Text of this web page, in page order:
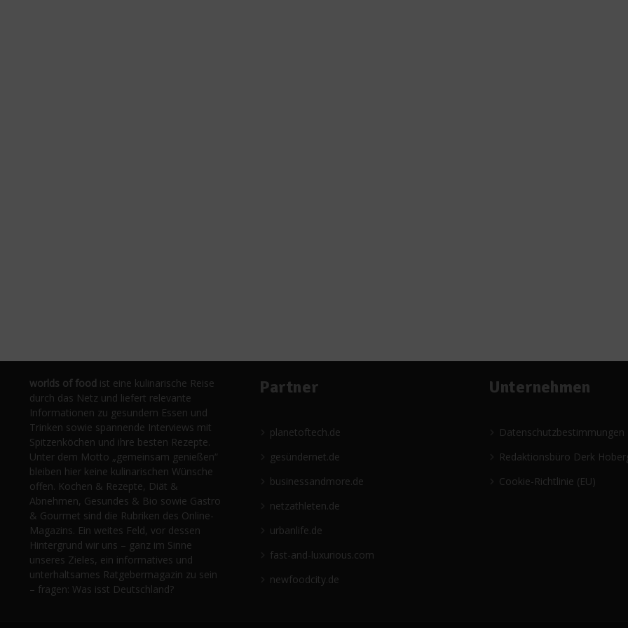
worlds of food ist eine kulinarische Reise
durch das Netz und liefert relevante
Informationen zu gesundem Essen und
Trinken sowie spannende Interviews mit
Spitzenköchen und ihre besten Rezepte.
Unter dem Motto „gemeinsam genießen“
bleiben hier keine kulinarischen Wünsche
offen. Kochen & Rezepte, Diät &
Abnehmen, Gesundes & Bio sowie Gastro
& Gourmet sind die Rubriken des Online-
Magazins. Ein weites Feld, vor dessen
Hintergrund wir uns – ganz im Sinne
unseres Zieles, ein informatives und
unterhaltsames Ratgebermagazin zu sein
– fragen: Was isst Deutschland?
Partner
planetoftech.de
gesündernet.de
businessandmore.de
netzathleten.de
urbanlife.de
fast-and-luxurious.com
newfoodcity.de
Unternehmen
Datenschutzbestimmungen
Redaktionsbüro Derk
Cookie-Richtlinie (EU)